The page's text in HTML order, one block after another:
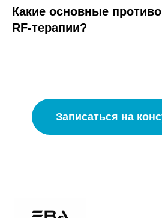
Какие основные
RF-терапии?
Записаться на